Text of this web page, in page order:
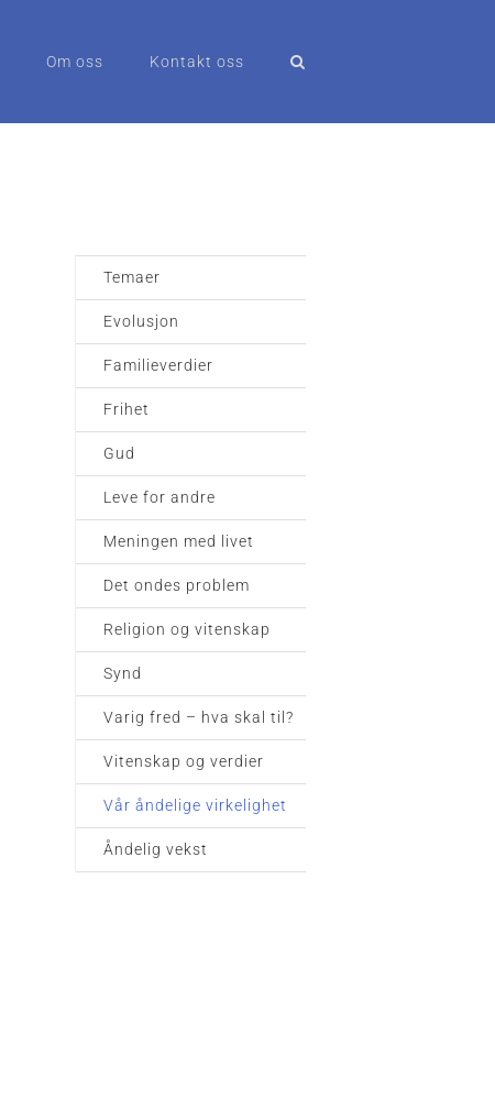
Om oss Kontakt oss
Temaer
Evolusjon
Familieverdier
Frihet
Gud
Leve for andre
Meningen med livet
Det ondes problem
Religion og vitenskap
Synd
Varig fred – hva skal til?
Vitenskap og verdier
Vår åndelige virkelighet
Åndelig vekst